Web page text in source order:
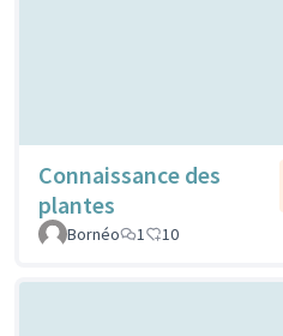
Connaissance des
plantes
Bornéo
1 10